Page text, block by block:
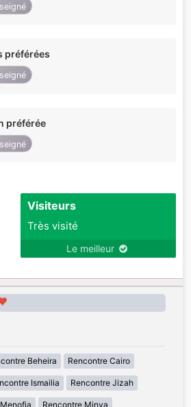
préférées
préférée
Visiteurs
Très visité
Le meilleur
Beheira Rencontre Cairo
Ismailia Rencontre Jizah
Rencontre Minya